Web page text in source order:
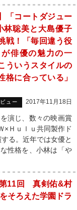
「コートダジュー
林聡美と大島優子
戦！「毎回違う役
俳優の魅力の一
ういうスタイルの
格に合っている」
ュー 2017年11月18日
演じ、数々の映画賞
×Ｈｕｌｕ共同製作ド
る。近年では女優と
性格を、小林は「や
11回 真剣佑&村
そろえた学園ドラ